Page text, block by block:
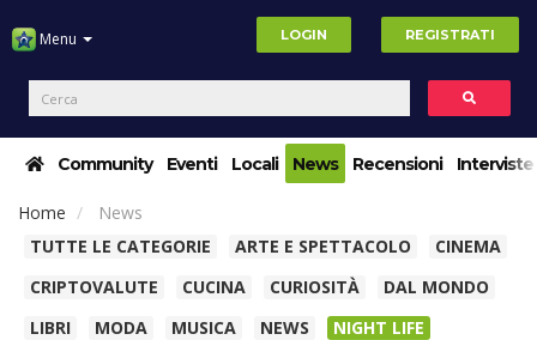
Menu LOGIN REGISTRATI
Community Eventi Locali News Recensioni Interviste
Home
News
TUTTE LE CATEGORIE
ARTE E SPETTACOLO
CINEMA
CRIPTOVALUTE
CUCINA CURIOSITÀ
DAL MONDO
LIBRI
MODA MUSICA NEWS
NIGHT LIFE